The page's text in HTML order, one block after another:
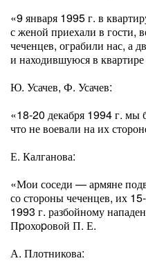
«9 января 1995 г. в
с женой приехали в гости,
чеченцев, ограбили нас, а
и находившуюся в
Ю. Усачев, Ф. Усачев:
«18-20 декабря 1994 г. мы
что не воевали на их
Е. Калганова:
«Мои соседи — армяне
со стороны чеченцев, их
1993 г. разбойному
Пpохоpовой П. Е.
А. Плотникова: